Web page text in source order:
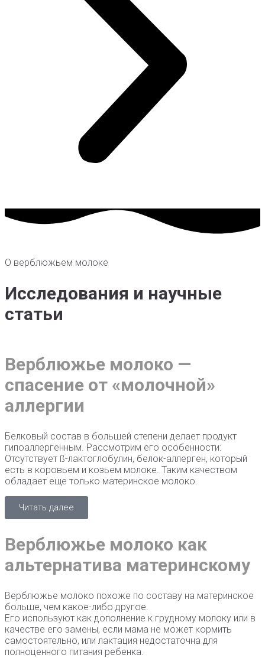
О верблюжьем молоке
Исследования и научные
статьи
Верблюжье молоко —
спасение от «молочной»
аллергии
Белковый состав в большей степени делает продукт
гипоаллергенным. Рассмотрим его особенности:
Отсутствует ß-лактоглобулин, белок-аллерген, который
есть в коровьем и козьем молоке. Таким качеством
обладает еще только материнское молоко.
Читать далее
Верблюжье молоко как
альтернатива материнскому
Верблюжье молоко похоже по составу на материнское
больше, чем какое-либо другое.
Его используют как дополнение к грудному молоку или в
качестве его замены, если мама не может кормить
самостоятельно, или лактация недостаточна для
полноценного питания ребенка.